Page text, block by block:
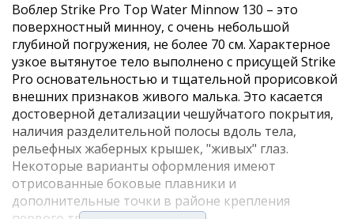
Воблер Strike Pro Top Water Minnow 130 – это
поверхностный минноу, с очень небольшой
глубиной погружения, не более 70 см. Характерное
узкое вытянутое тело выполнено с присущей Strike
Pro основательностью и тщательной прорисовкой
внешних признаков живого малька. Это касается
достоверной детализации чешуйчатого покрытия,
наличия разделительной полосы вдоль тела,
рельефных жаберных крышек, "живых" глаз.
Некоторые варианты оформления имеют
отрисованные боковые плавники и
дополнительные точки в районе крепления